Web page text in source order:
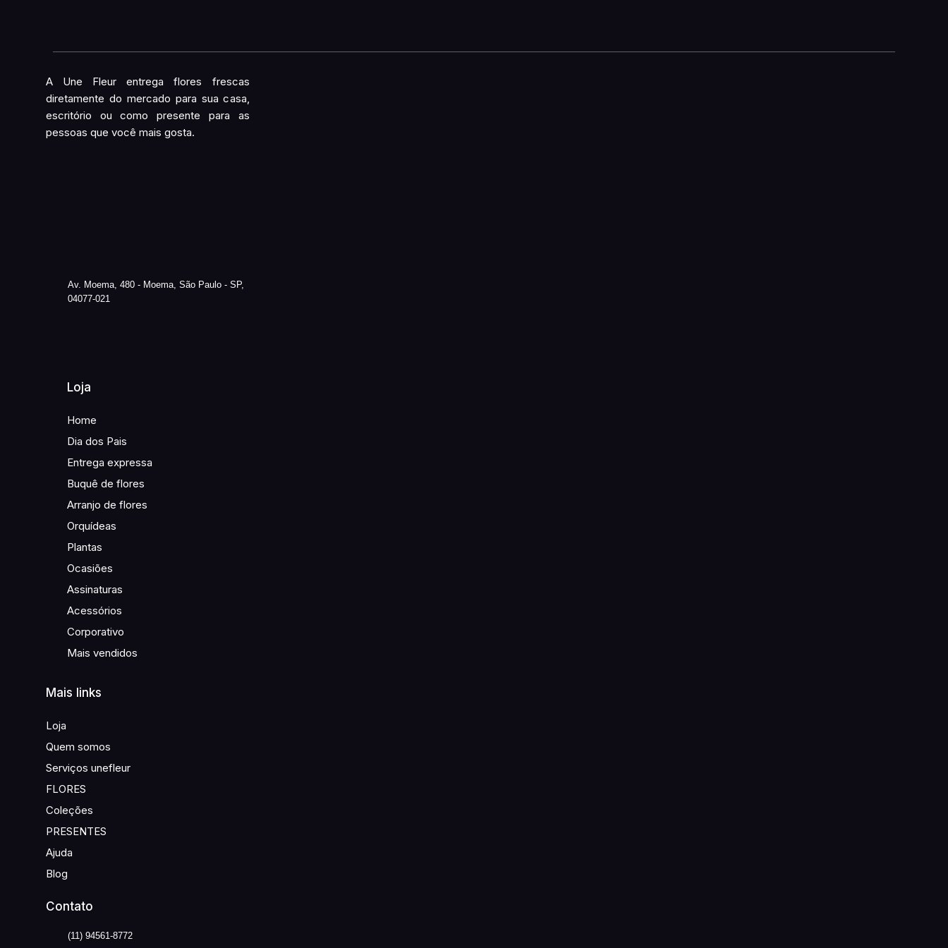
A Une Fleur entrega flores frescas
diretamente do mercado para sua casa,
escritório ou como presente para as
pessoas que você mais gosta.
Av. Moema, 480 - Moema, São Paulo - SP,
04077-021
Loja
Home
Dia dos Pais
Entrega expressa
Buquê de flores
Arranjo de flores
Orquídeas
Plantas
Ocasiões
Assinaturas
Acessórios
Corporativo
Mais vendidos
Mais links
Loja
Quem somos
Serviços unefleur
FLORES
Coleções
PRESENTES
Ajuda
Blog
Contato
(11) 94561-8772